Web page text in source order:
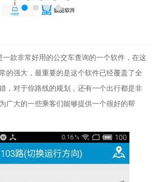
一款非常好用的公交车查询的一个软件，在这
的强大，最重要的是这个软件已经覆盖了全
，对于你路线的规划，还有一个出行都是非
广大的一些乘客们能够提供一个很好的帮